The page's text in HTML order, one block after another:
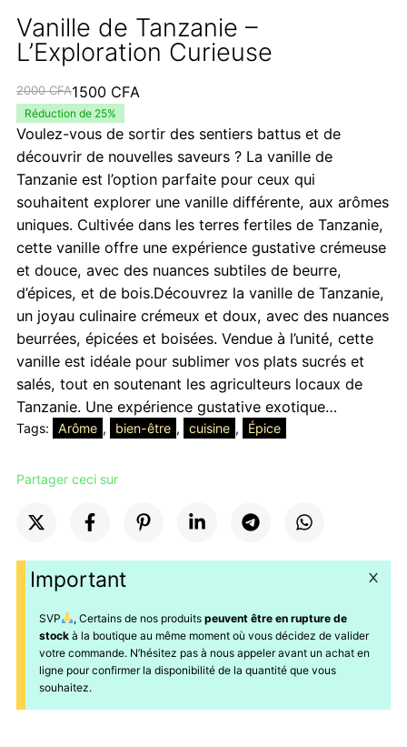
Vanille de Tanzanie –
L’Exploration Curieuse
2000CFA
Le
prix
initial
était :
2000 CFA.
1500 CFA
Le
prix
actuel
est :
1500 CFA.
Réduction de 25%
Voulez-vous de sortir des sentiers battus et de
découvrir de nouvelles saveurs ? La vanille de
Tanzanie est l’option parfaite pour ceux qui
souhaitent explorer une vanille différente, aux arômes
uniques. Cultivée dans les terres fertiles de Tanzanie,
cette vanille offre une expérience gustative crémeuse
et douce, avec des nuances subtiles de beurre,
d’épices, et de bois.Découvrez la vanille de Tanzanie,
un joyau culinaire crémeux et doux, avec des nuances
beurrées, épicées et boisées. Vendue à l’unité, cette
vanille est idéale pour sublimer vos plats sucrés et
salés, tout en soutenant les agriculteurs locaux de
Tanzanie. Une expérience gustative exotique…
Tags: Arôme , bien-être , cuisine , Épice
Partager ceci sur
Important
SVP , Certains de nos produits peuvent être en rupture de
stock à la boutique au même moment où vous décidez de valider
votre commande. N’hésitez pas à nous appeler avant un achat en
ligne pour confirmer la disponibilité de la quantité que vous
souhaitez.